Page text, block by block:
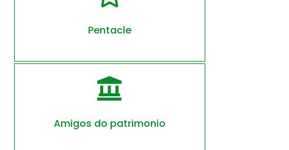
Pentacle

Amigos do patrimonio